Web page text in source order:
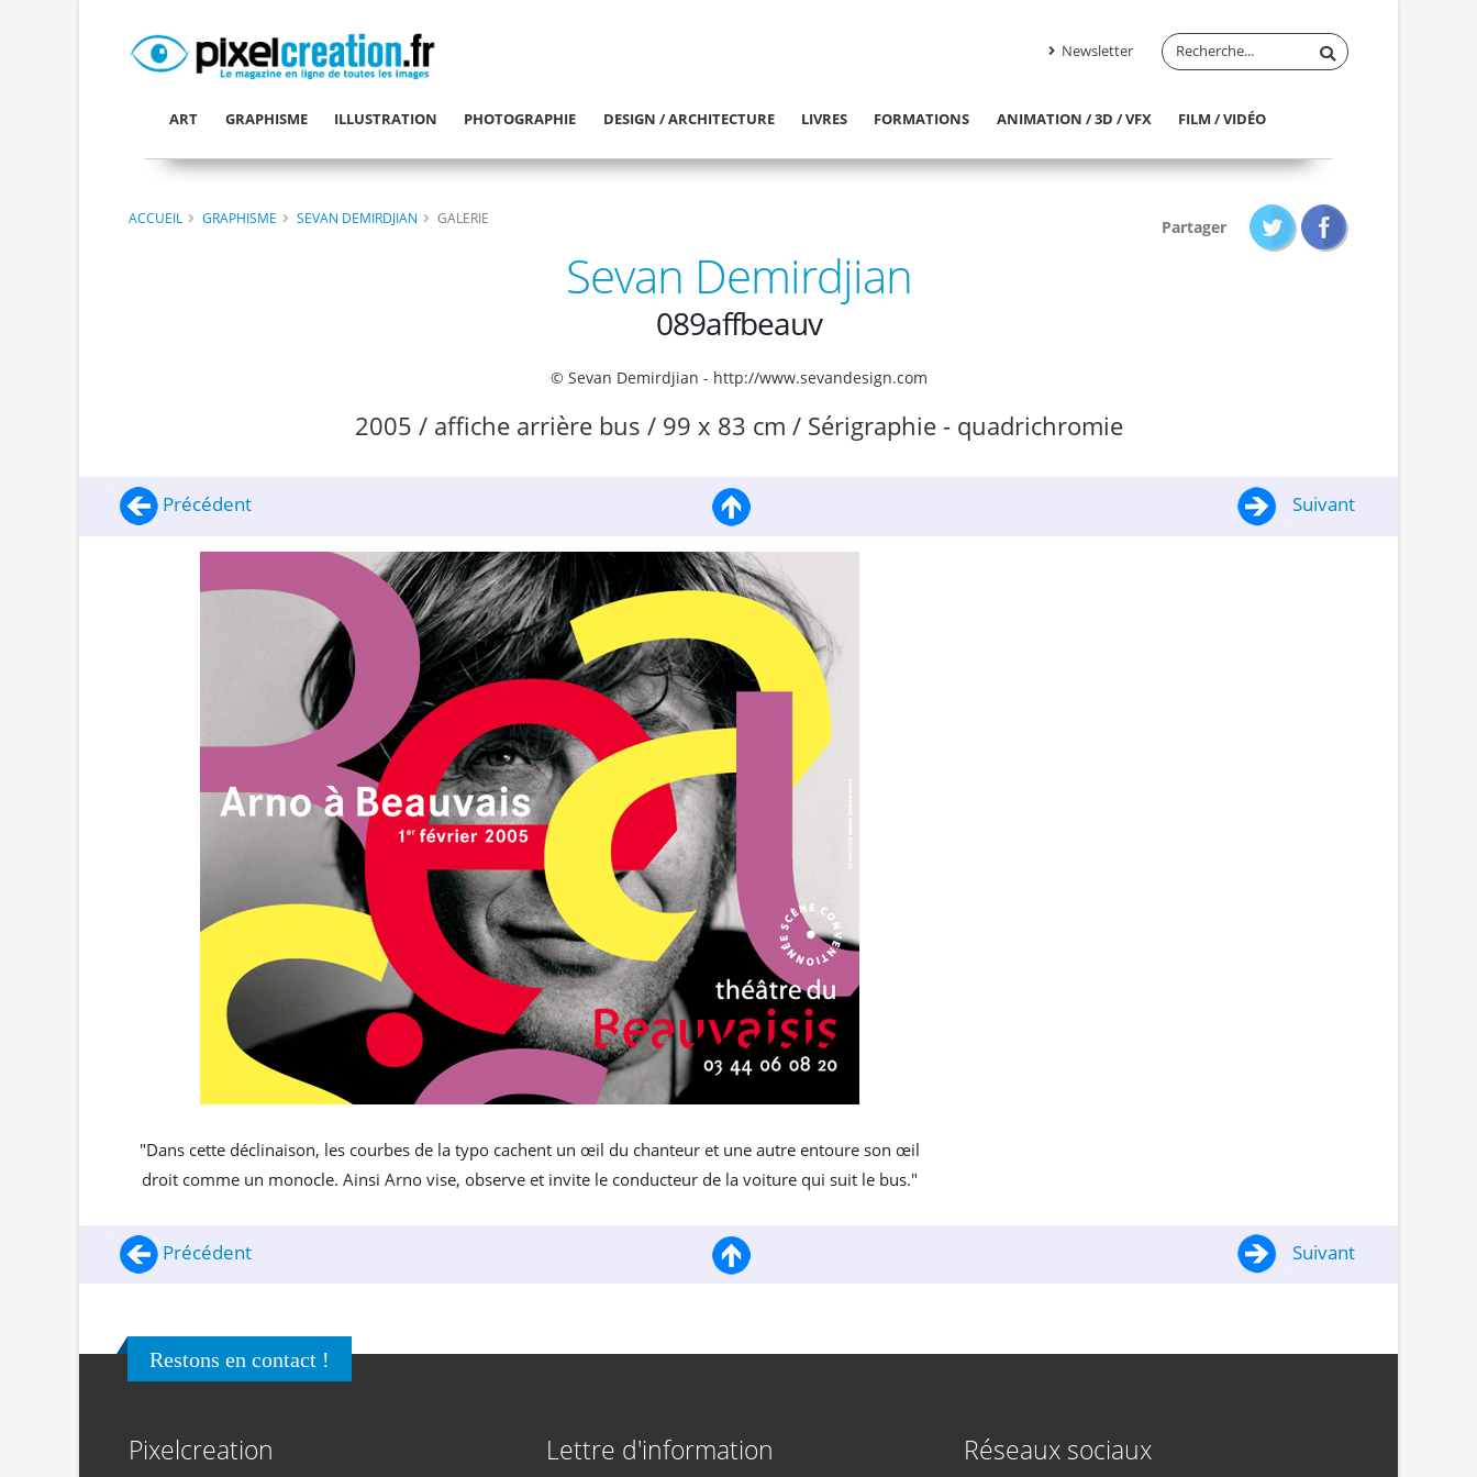
Newsletter
ART GRAPHISME ILLUSTRATION PHOTOGRAPHIE DESIGN / ARCHITECTURE LIVRES FORMATIONS ANIMATION / 3D / VFX FILM / VIDÉO
ACCUEIL GRAPHISME SEVAN DEMIRDJIAN GALERIE Partager
Sevan Demirdjian
089affbeauv
© Sevan Demirdjian - http://www.sevandesign.com
2005 / affiche arrière bus / 99 x 83 cm / Sérigraphie - quadrichromie
Précédent Suivant
"Dans cette déclinaison, les courbes de la typo cachent un œil du chanteur et une autre entoure son œil
droit comme un monocle. Ainsi Arno vise, observe et invite le conducteur de la voiture qui suit le bus."
Précédent Suivant
Restons en contact !
Pixelcreation Lettre d'information Réseaux sociaux